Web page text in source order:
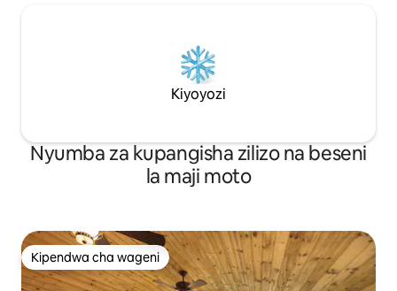
Kiyoyozi
Nyumba za kupangisha zilizo na beseni
la maji moto
Kipendwa cha wageni
Kipendwa cha wageni